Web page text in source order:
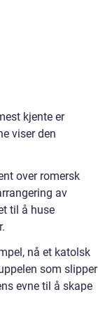
kjente er
viser den
over romersk
av
til å huse
nå et katolsk
som slipper
evne til å skape